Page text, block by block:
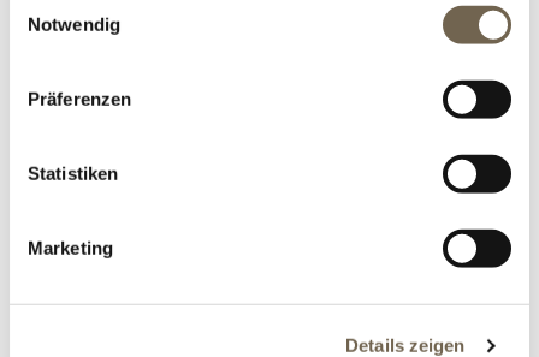
Notwendig
Präferenzen
Statistiken
Marketing
Details zeigen